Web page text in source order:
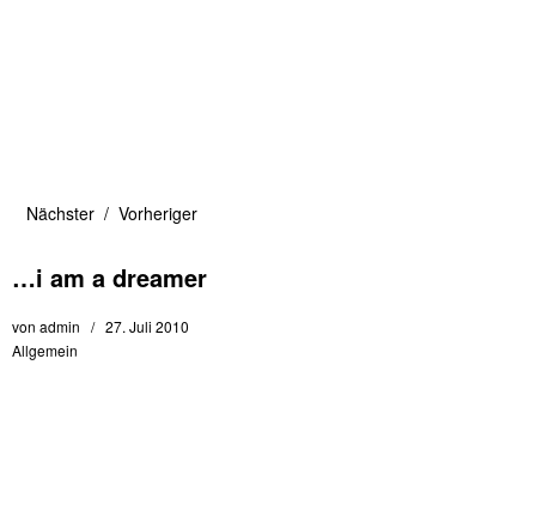
Vorheriger
Nächster
…i am a dreamer
von admin
27. Juli 2010
Allgemein